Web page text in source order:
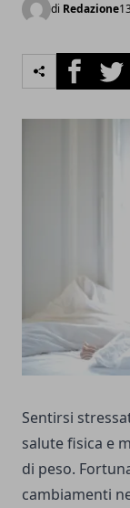
di Redazione
Facebook
Sentirsi
salute fisica e
di peso.
cambiamenti